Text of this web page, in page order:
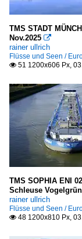
TMS STADT
Nov.2025 
rainer ullrich
Flüsse und Seen /
 51 1200x606 Px,
TMS SOPHIA ENI
Schleuse
rainer ullrich
Flüsse und Seen /
 48 1200x810 Px,